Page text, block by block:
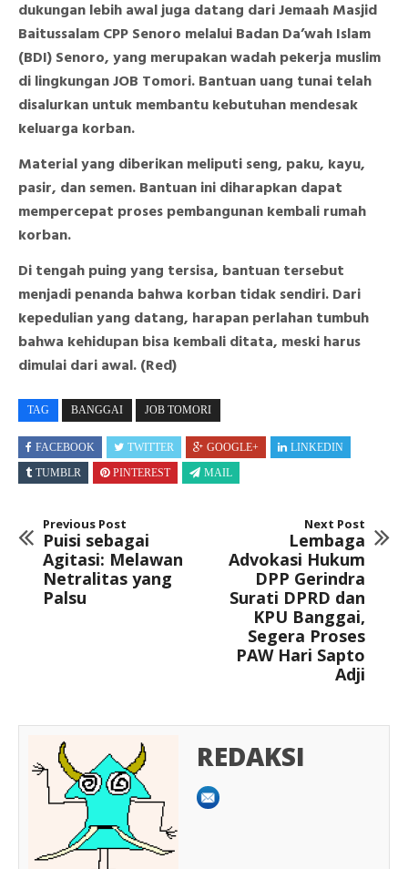
dukungan lebih awal juga datang dari Jemaah Masjid
Baitussalam CPP Senoro melalui Badan Da’wah Islam
(BDI) Senoro, yang merupakan wadah pekerja muslim
di lingkungan JOB Tomori. Bantuan uang tunai telah
disalurkan untuk membantu kebutuhan mendesak
keluarga korban.
Material yang diberikan meliputi seng, paku, kayu,
pasir, dan semen. Bantuan ini diharapkan dapat
mempercepat proses pembangunan kembali rumah
korban.
Di tengah puing yang tersisa, bantuan tersebut
menjadi penanda bahwa korban tidak sendiri. Dari
kepedulian yang datang, harapan perlahan tumbuh
bahwa kehidupan bisa kembali ditata, meski harus
dimulai dari awal. (Red)
TAG BANGGAI JOB TOMORI
FACEBOOK TWITTER GOOGLE+
LINKEDIN
TUMBLR
PINTEREST MAIL
Previous Post
Puisi sebagai
Agitasi: Melawan
Netralitas yang
Palsu
Next Post
Lembaga
Advokasi Hukum
DPP Gerindra
Surati DPRD dan
KPU Banggai,
Segera Proses
PAW Hari Sapto
Adji
REDAKSI